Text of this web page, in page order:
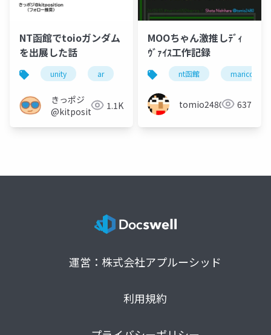
NT函館でtoioガンダム
を出展した話
unity ar toio
きっポジ
@kitposition 1.1K
MOOちゃん激推しﾃﾞｨ
ｳﾞｧｲｽ工作記録
nt函館
tomio2480 637
運営：株式会社アプルーシッド
利用規約